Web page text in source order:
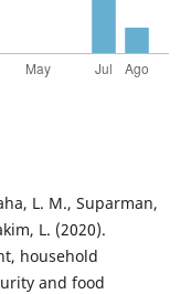
L. M., Suparman,
L. (2020).
household
and food